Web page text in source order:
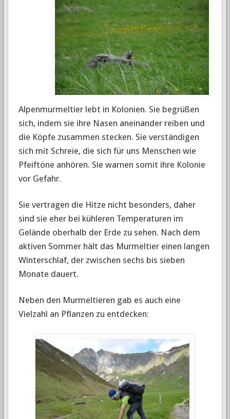
Alpenmurmeltier lebt in Kolonien. Sie begrüßen
sich, indem sie ihre Nasen aneinander reiben und
die Köpfe zusammen stecken. Sie verständigen
sich mit Schreie, die sich für uns Menschen wie
Pfeiftöne anhören. Sie warnen somit ihre Kolonie
vor Gefahr.
Sie vertragen die Hitze nicht besonders, daher
sind sie eher bei kühleren Temperaturen im
Gelände oberhalb der Erde zu sehen. Nach dem
aktiven Sommer hält das Murmeltier einen langen
Winterschlaf, der zwischen sechs bis sieben
Monate dauert.
Neben den Murmeltieren gab es auch eine
Vielzahl an Pflanzen zu entdecken: